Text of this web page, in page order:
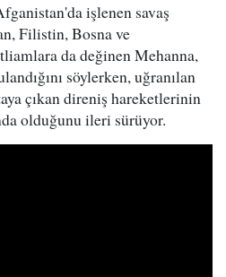
işlenen savaş
Filistin, Bosna ve
da değinen Mehanna,
söylerken, uğranılan
çıkan direniş hareketlerinin
olduğunu ileri sürüyor.